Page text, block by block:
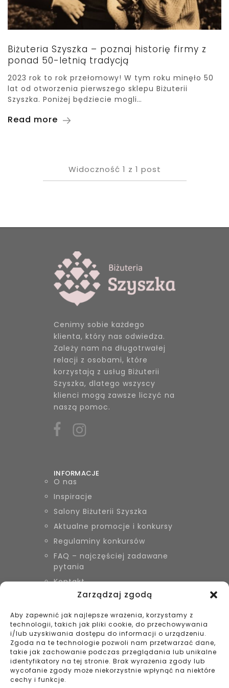
Zarządzaj zgodą
Aby zapewnić jak najlepsze wrażenia, korzystamy z
technologii, takich jak pliki cookie, do przechowywania
i/lub uzyskiwania dostępu do informacji o urządzeniu.
Zgoda na te technologie pozwoli nam przetwarzać dane,
takie jak zachowanie podczas przeglądania lub unikalne
identyfikatory na tej stronie. Brak wyrażenia zgody lub
wycofanie zgody może niekorzystnie wpłynąć na niektóre
cechy i funkcje.
Biżuteria Szyszka – poznaj historię firmy z
ponad 50-letnią tradycją
2023 rok to rok przełomowy! W tym roku minęło 50
lat od otworzenia pierwszego sklepu Biżuterii
Szyszka. Poniżej będziecie mogli…
Read more
Widoczność 1 z 1 post
Cenimy sobie każdego
klienta, który nas odwiedza.
Zależy nam na długotrwałej
relacji z osobami, które
korzystają z usług Biżuterii
Szyszka, dlatego wszyscy
klienci mogą zawsze liczyć na
naszą pomoc.
INFORMACJE
O nas
Inspiracje
Salony Biżuterii Szyszka
Aktualne promocje i konkursy
Regulaminy konkursów
FAQ – najczęściej zadawane
pytania
Kontakt
KONTAKT
Biżuteria Szyszka Sieradz,
Zduńska Wola, Łask
799 038 980
43 695 80 11
kontakt@bizuteriaszyszka.pl